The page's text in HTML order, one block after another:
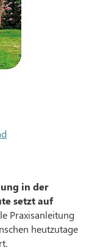
in der
setzt auf
Praxisanleitung
heutzutage